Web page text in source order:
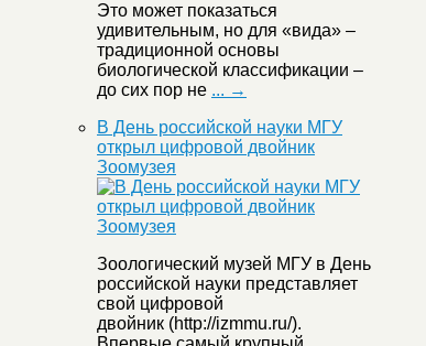
Это может показаться
удивительным, но для «вида» –
традиционной основы
биологической классификации –
до сих пор не ... →
В День российской науки МГУ
открыл цифровой двойник
Зоомузея
Зоологический музей МГУ в День
российской науки представляет
свой цифровой
двойник (http://izmmu.ru/).